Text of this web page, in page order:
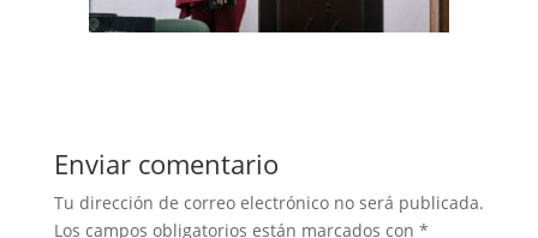
Enviar comentario
Tu dirección de correo electrónico no será publicada.
Los campos obligatorios están marcados con *